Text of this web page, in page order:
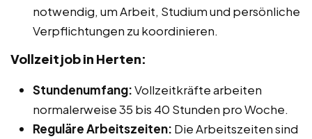
notwendig, um Arbeit, Studium und persönliche
Verpflichtungen zu koordinieren.
Vollzeitjob in Herten:
Stundenumfang:Vollzeitkräfte arbeiten
normalerweise 35 bis 40 Stunden pro Woche.
Reguläre Arbeitszeiten: Die Arbeitszeiten sind